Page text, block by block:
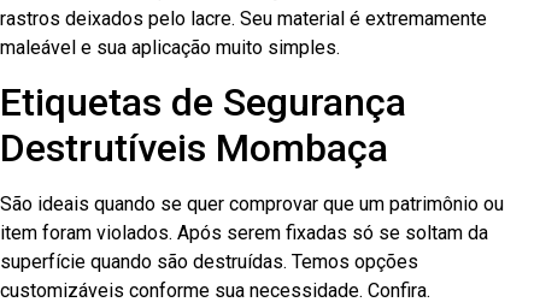
rastros deixados pelo lacre. Seu material é extremamente
maleável e sua aplicação muito simples.
Etiquetas de Segurança
Destrutíveis Mombaça
São ideais quando se quer comprovar que um patrimônio ou
item foram violados. Após serem fixadas só se soltam da
superfície quando são destruídas. Temos opções
customizáveis conforme sua necessidade. Confira.